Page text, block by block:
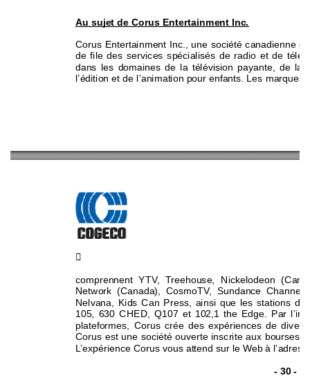
Au sujet de Corus Entertainment Inc.
Corus Entertainment Inc., une société canadienne
de file des services spécialisés de radio et de
dans les domaines de la télévision payante, de la
l’édition et de l’animation pour enfants. Les

comprennent YTV, Treehouse, Nickelodeon
Network (Canada), CosmoTV, Sundance
Nelvana, Kids Can Press, ainsi que les stations
105, 630 CHED, Q107 et 102,1 the Edge. Par
plateformes, Corus crée des expériences de
Corus est une société ouverte inscrite aux bourses
L’expérience Corus vous attend sur le Web à
- 30 -